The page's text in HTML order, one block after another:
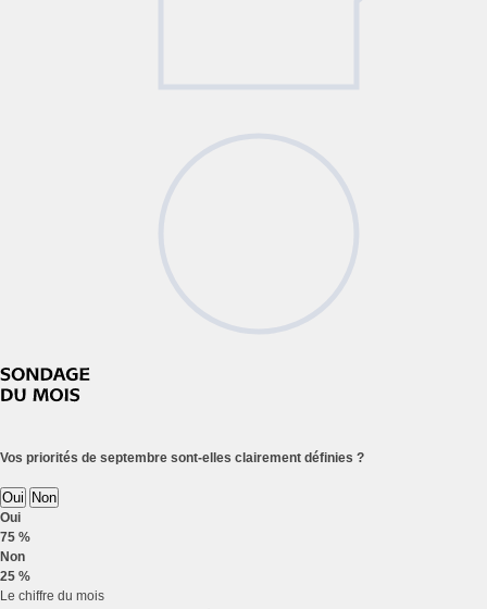
Vos priorités de septembre sont-elles clairement définies ?
Oui Non
Oui
75 %
Non
25 %
Le chiffre du mois